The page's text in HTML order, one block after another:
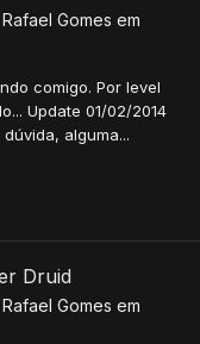
Rafael Gomes em
comigo. Por level
Update 01/02/2014
alguma...
Druid
Rafael Gomes em